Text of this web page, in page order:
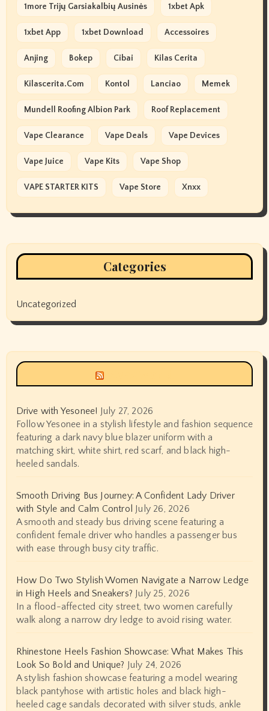
1more Trijų Garsiakalbių Ausinės 1xbet Apk
1xbet App 1xbet Download Accessoires
Anjing Bokep Cibai Kilas Cerita
Kilascerita.com Kontol Lanciao Memek
Mundell Roofing Albion Park Roof Replacement
Vape Clearance Vape Deals Vape Devices
Vape Juice Vape Kits Vape Shop
VAPE STARTER KITS Vape Store Xnxx
Categories
Uncategorized
Drive with Yesonee! July 27, 2026
Follow Yesonee in a stylish lifestyle and fashion sequence
featuring a dark navy blue blazer uniform with a
matching skirt, white shirt, red scarf, and black high-
heeled sandals.
Smooth Driving Bus Journey: A Confident Lady Driver
with Style and Calm Control July 26, 2026
A smooth and steady bus driving scene featuring a
confident female driver who handles a passenger bus
with ease through busy city traffic.
How Do Two Stylish Women Navigate a Narrow Ledge
in High Heels and Sneakers? July 25, 2026
In a flood-affected city street, two women carefully
walk along a narrow dry ledge to avoid rising water.
Rhinestone Heels Fashion Showcase: What Makes This
Look So Bold and Unique? July 24, 2026
A stylish fashion showcase featuring a model wearing
black pantyhose with artistic holes and black high-
heeled cage sandals decorated with silver studs, ankle